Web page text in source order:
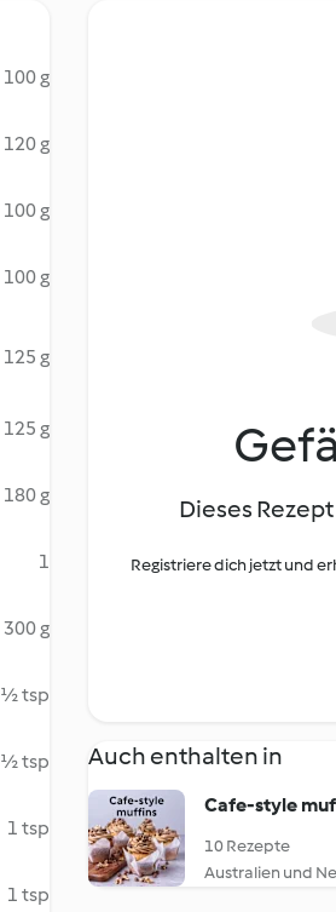
100 g
120 g
100 g
100 g
125 g
125 g
180 g
1
300 g
½ tsp
½ tsp
1 tsp
1 tsp
Dieses
Registriere dich jetzt und
Auch enthalten in
Cafe-style
10 Rezepte
Australien und